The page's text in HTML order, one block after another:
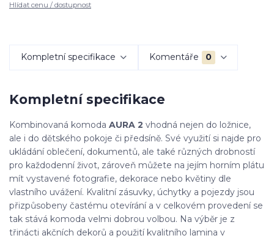
Hlídat cenu / dostupnost
Kompletní specifikace Komentáře 0
Kompletní specifikace
Kombinovaná komoda AURA 2 vhodná nejen do ložnice,
ale i do dětského pokoje či předsíně. Své využití si najde pro
ukládání oblečení, dokumentů, ale také různých drobností
pro každodenní život, zároveň můžete na jejím horním plátu
mít vystavené fotografie, dekorace nebo květiny dle
vlastního uvážení. Kvalitní zásuvky, úchytky a pojezdy jsou
přizpůsobeny častému otevírání a v celkovém provedení se
tak stává komoda velmi dobrou volbou. Na výběr je z
třinácti akčních dekorů a použití kvalitního lamina v